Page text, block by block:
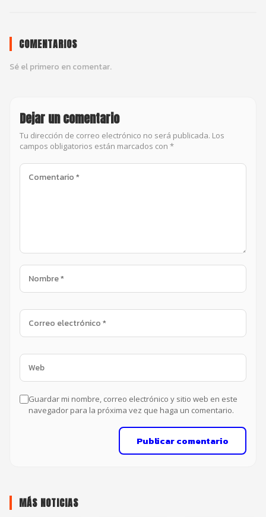
COMENTARIOS
Sé el primero en comentar.
Dejar un comentario
Tu dirección de correo electrónico no será publicada. Los
campos obligatorios están marcados con *
Guardar mi nombre, correo electrónico y sitio web en este
navegador para la próxima vez que haga un comentario.
Publicar comentario
MÁS NOTICIAS